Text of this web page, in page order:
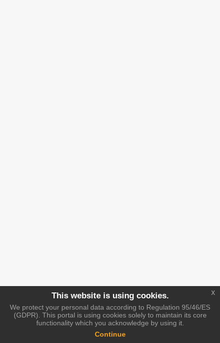
This website is using cookies.
We protect your personal data according to Regulation 95/46/ES
(GDPR). This portal is using cookies solely to maintain its core
functionality which you acknowledge by using it.
Continue
x